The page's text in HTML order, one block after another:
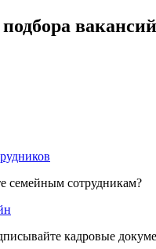
вакансий
семейным сотрудникам?
кадровые